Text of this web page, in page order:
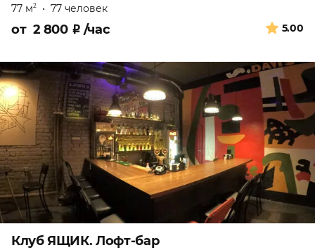
77 м2 • 77 человек
5.00
от 2 800 ₽ /час
Клуб ЯЩИК. Лофт-бар